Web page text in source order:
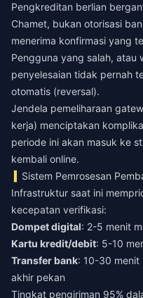
Pengkreditan berlian
Chamet, bukan otorisasi
menerima konfirmasi yang
Pengguna yang salah, atau
penyelesaian tidak pernah
otomatis (reversal).
Jendela pemeliharaan
kerja) menciptakan
periode ini akan masuk ke
kembali online.
Sistem Pemrosesan
Infrastruktur saat ini
kecepatan verifikasi:
Dompet digital: 2-5 menit
Kartu kredit/debit: 5-10
Transfer bank: 10-30 menit
akhir pekan
Tingkat pengiriman 95%